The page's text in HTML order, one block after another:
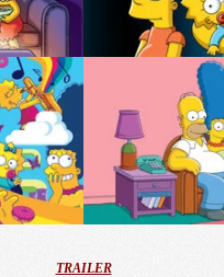
TRAILER